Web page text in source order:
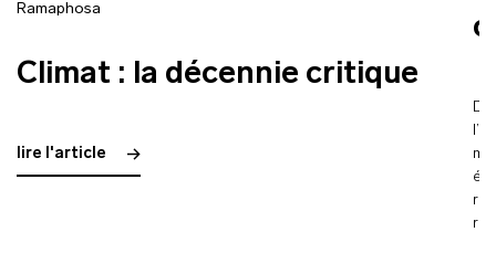
Ramaphosa
Climat : la décennie critique
lire l'article